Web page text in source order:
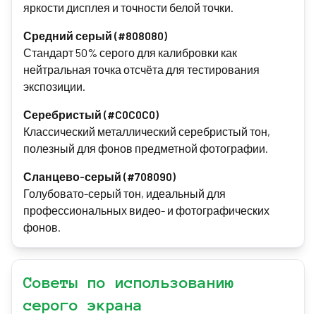
яркости дисплея и точности белой точки.
Средний серый (#808080)
Стандарт 50% серого для калибровки как
нейтральная точка отсчёта для тестирования
экспозиции.
Серебристый (#C0C0C0)
Классический металлический серебристый тон,
полезный для фонов предметной фотографии.
Сланцево-серый (#708090)
Голубовато-серый тон, идеальный для
профессиональных видео- и фотографических
фонов.
Советы по использованию
серого экрана